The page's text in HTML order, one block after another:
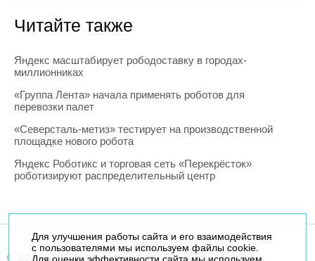
Читайте также
Яндекс масштабирует рободоставку в городах-
миллионниках
«Группа Лента» начала применять роботов для
перевозки палет
«Северсталь-метиз» тестирует на производственной
площадке нового робота
Яндекс Роботикс и торговая сеть «Перекрёсток»
роботизируют распределительный центр
© 2014-2026. Robogeek.ru - проект группы “Текарт”.
Для улучшения работы сайта и его взаимодействия
с пользователями мы используем файлы cookie.